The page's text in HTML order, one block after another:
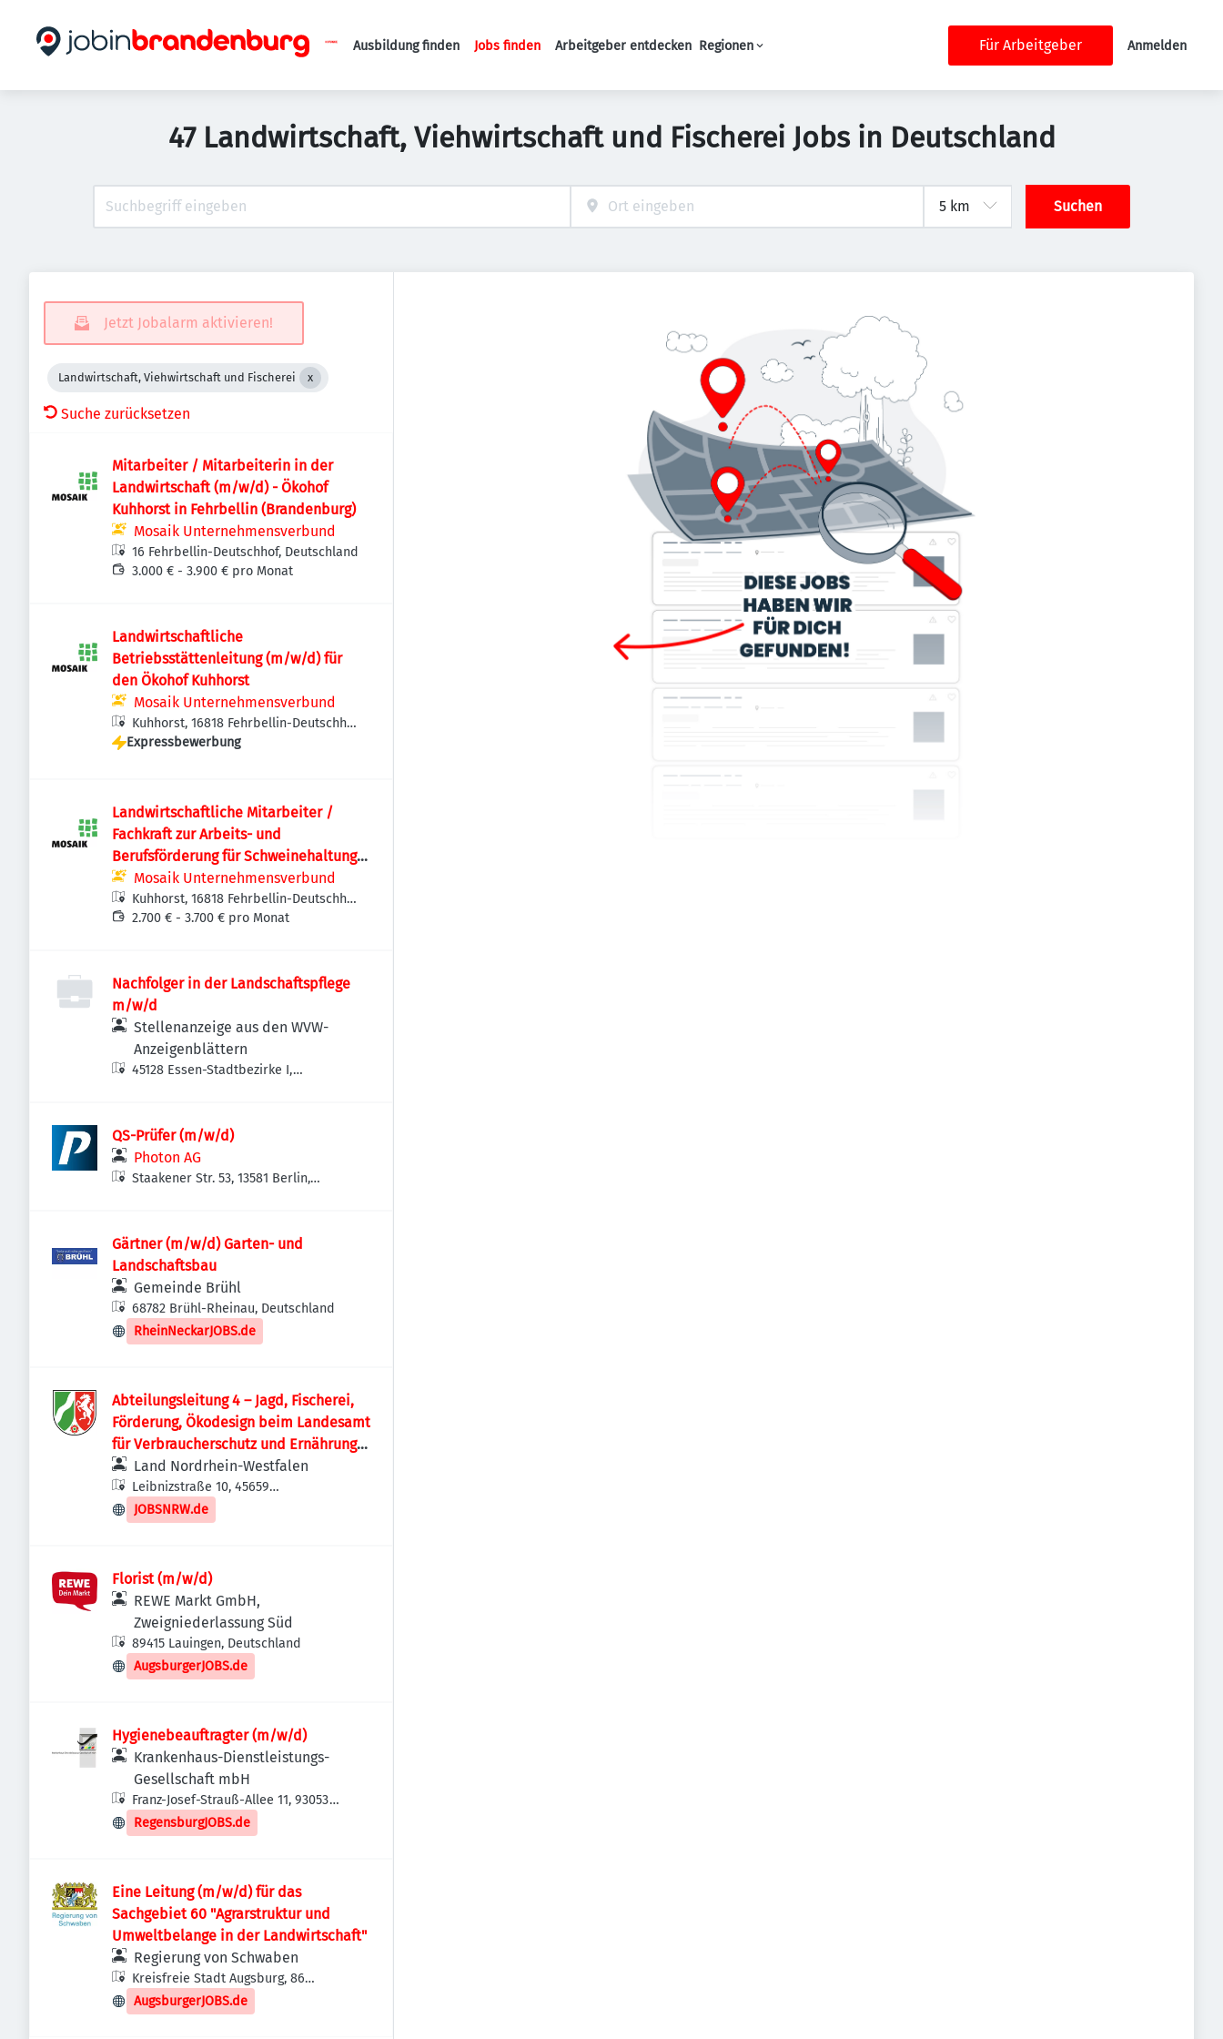
Haupt-Navigation
Ausbildung finden Jobs finden Arbeitgeber entdecken Regionen Für Arbeitgeber Anmelden
47 Landwirtschaft, Viehwirtschaft und Fischerei Jobs in Deutschland
Suchen
Jetzt Jobalarm aktivieren!
Landwirtschaft, Viehwirtschaft und Fischerei
Suche zurücksetzen
Mitarbeiter / Mitarbeiterin in der
Landwirtschaft (m/w/d) - Ökohof
Kuhhorst in Fehrbellin (Brandenburg)
Mosaik Unternehmensverbund
16 Fehrbellin-Deutschhof, Deutschland
3.000 € - 3.900 € pro Monat
Landwirtschaftliche
Betriebsstättenleitung (m/w/d) für
den Ökohof Kuhhorst
Mosaik Unternehmensverbund
Kuhhorst, 16818 Fehrbellin-Deutschhof,
Deutschland
Expressbewerbung
Landwirtschaftliche Mitarbeiter /
Fachkraft zur Arbeits- und
Berufsförderung für Schweinehaltung
(m/w/d) - Ökohof Kuhhorst
Mosaik Unternehmensverbund
Kuhhorst, 16818 Fehrbellin-Deutschhof,
Deutschland
2.700 € - 3.700 € pro Monat
Nachfolger in der Landschaftspflege
m/w/d
Stellenanzeige aus den WVW-
Anzeigenblättern
45128 Essen-Stadtbezirke I,
QS-Prüfer (m/w/d)
Photon AG
Staakener Str. 53, 13581 Berlin,
Gärtner (m/w/d) Garten- und
Landschaftsbau
Gemeinde Brühl
68782 Brühl-Rheinau, Deutschland
RheinNeckarJOBS.de
Abteilungsleitung 4 – Jagd, Fischerei,
Förderung, Ökodesign beim Landesamt
für Verbraucherschutz und Ernährung
NRWLand Nordrhein-Westfalen
Leibnizstraße 10, 45659
Recklinghausen, Deutschland
JOBSNRW.de
Florist (m/w/d)
REWE Markt GmbH,
Zweigniederlassung Süd
89415 Lauingen, Deutschland
AugsburgerJOBS.de
Hygienebeauftragter (m/w/d)
Krankenhaus-Dienstleistungs-
Gesellschaft mbH
Franz-Josef-Strauß-Allee 11, 93053
Regensburg, Deutschland
RegensburgJOBS.de
Eine Leitung (m/w/d) für das
Sachgebiet 60 "Agrarstruktur und
Umweltbelange in der Landwirtschaft"
Regierung von Schwaben
Kreisfreie Stadt Augsburg, 86
Augsburg, Deutschland
AugsburgerJOBS.de